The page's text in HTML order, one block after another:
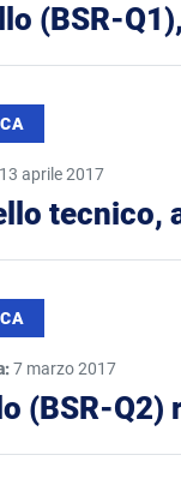
(BSR-
13 aprile 2017
7 marzo 2017
(BSR-Q2)